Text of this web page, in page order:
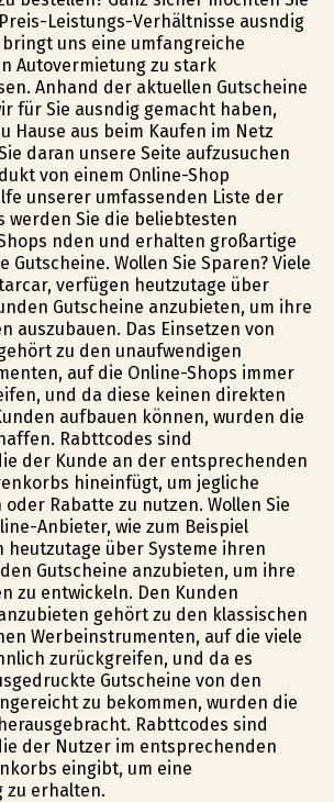
Leistungs-Verhältnisse ausfindig
uns eine umfangreiche
Autovermietung zu stark
Anhand der aktuellen Gutscheine
für Sie ausfindig gemacht haben,
Hause aus beim Kaufen im Netz
daran unsere Seite aufzusuchen
von einem Online-Shop
unserer umfassenden Liste der
werden Sie die beliebtesten
finden und erhalten großartige
Gutscheine. Wollen Sie Sparen? Viele
verfügen heutzutage über
Gutscheine anzubieten, um ihre
auszubauen. Das Einsetzen von
zu den unaufwendigen
auf die Online-Shops immer
und da diese keinen direkten
aufbauen können, wurden die
Rabttcodes sind
der Kunde an der entsprechenden
hineinfügt, um jegliche
Rabatte zu nutzen. Wollen Sie
Anbieter, wie zum Beispiel
heutzutage über Systeme ihren
Gutscheine anzubieten, um ihre
zu entwickeln. Den Kunden
gehört zu den klassischen
Werbeinstrumenten, auf die viele
zurückgreifen, und da es
Gutscheine von den
zu bekommen, wurden die
Rabttcodes sind
der Nutzer im entsprechenden
eingibt, um eine
zu erhalten.